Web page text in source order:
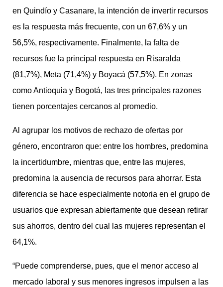
en Quindío y Casanare, la intención de invertir recursos
es la respuesta más frecuente, con un 67,6% y un
56,5%, respectivamente. Finalmente, la falta de
recursos fue la principal respuesta en Risaralda
(81,7%), Meta (71,4%) y Boyacá (57,5%). En zonas
como Antioquia y Bogotá, las tres principales razones
tienen porcentajes cercanos al promedio.
Al agrupar los motivos de rechazo de ofertas por
género, encontraron que: entre los hombres, predomina
la incertidumbre, mientras que, entre las mujeres,
predomina la ausencia de recursos para ahorrar. Esta
diferencia se hace especialmente notoria en el grupo de
usuarios que expresan abiertamente que desean retirar
sus ahorros, dentro del cual las mujeres representan el
64,1%.
“Puede comprenderse, pues, que el menor acceso al
mercado laboral y sus menores ingresos impulsen a las